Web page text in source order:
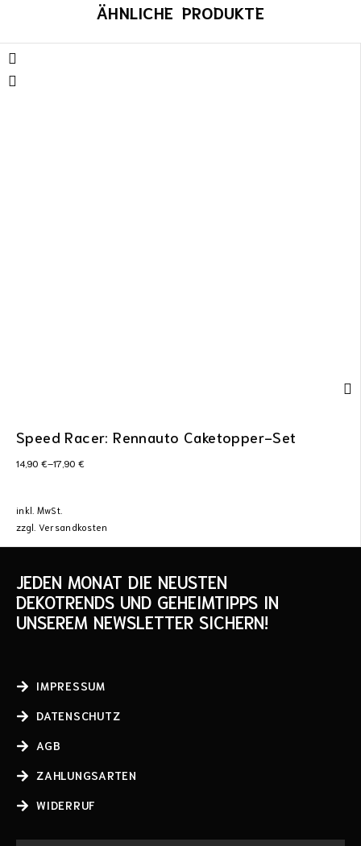
ÄHNLICHE PRODUKTE
Speed Racer: Rennauto Caketopper-Set
14,90 €–17,90 €
inkl. MwSt.
zzgl. Versandkosten
JEDEN MONAT DIE NEUSTEN
DEKOTRENDS UND GEHEIMTIPPS IN
UNSEREM NEWSLETTER SICHERN!
IMPRESSUM
DATENSCHUTZ
AGB
ZAHLUNGSARTEN
WIDERRUF